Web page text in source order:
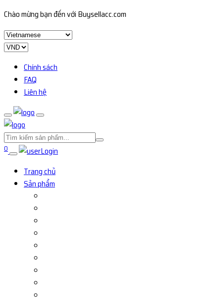
Chào mừng bạn đến với Buysellacc.com
Chính sách
FAQ
Liên hệ
0
Login
Trang chủ
Sản phẩm